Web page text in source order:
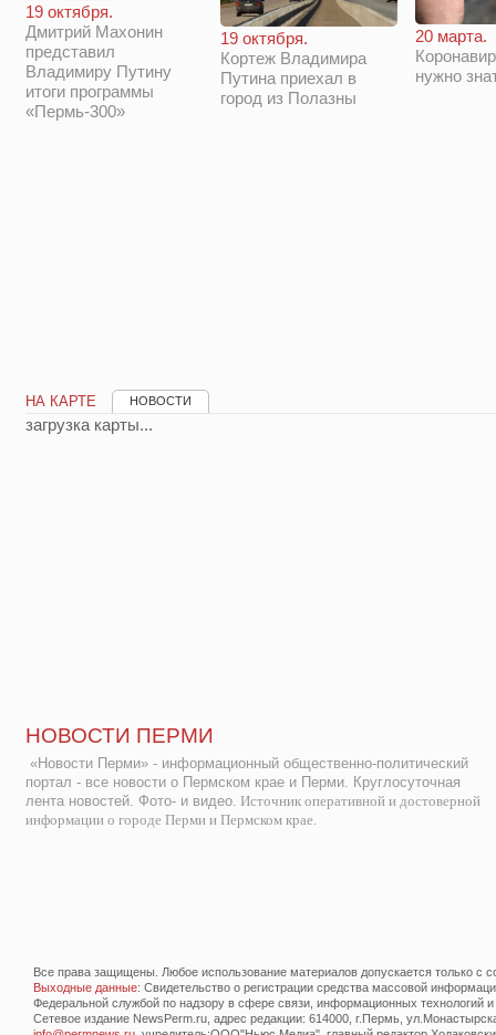
19 октября.
Дмитрий Махонин
представил
Владимиру Путину
итоги программы
«Пермь-300»
19 октября.
Кортеж Владимира
Путина приехал в
город из Полазны
20 марта.
нужно
НА КАРТЕ НОВОСТИ
загрузка карты...
НОВОСТИ ПЕРМИ
«Новости Перми» - информационный общественно-политический
портал - все новости о Пермском крае и Перми. Круглосуточная
лента новостей. Фото- и видео. Источник оперативной и достоверной
информации о городе Перми и Пермском крае.
Все права защищены. Любое использование материалов допускается только с
Выходные данные: Свидетельство о регистрации средства массовой
Федеральной службой по надзору в сфере связи, информационных технологий
Сетевое издание NewsPerm.ru, адрес редакции: 614000, г.Пермь,